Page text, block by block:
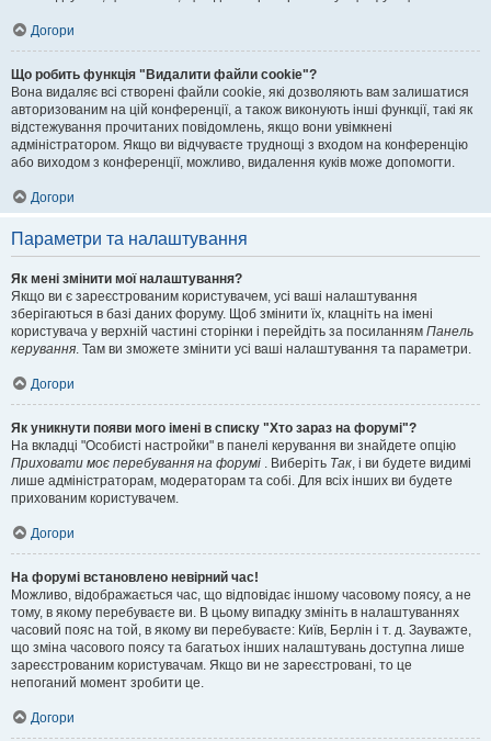
Догори
Що робить функція "Видалити файли cookie"?
Вона видаляє всі створені файли cookie, які дозволяють вам залишатися
авторизованим на цій конференції, а також виконують інші функції, такі як
відстежування прочитаних повідомлень, якщо вони увімкнені
адміністратором. Якщо ви відчуваєте труднощі з входом на конференцію
або виходом з конференції, можливо, видалення куків може допомогти.
Догори
Параметри та налаштування
Як мені змінити мої налаштування?
Якщо ви є зареєстрованим користувачем, усі ваші налаштування
зберігаються в базі даних форуму. Щоб змінити їх, клацніть на імені
користувача у верхній частині сторінки і перейдіть за посиланням Панель
керування. Там ви зможете змінити усі ваші налаштування та параметри.
Догори
Як уникнути появи мого імені в списку "Хто зараз на форумі"?
На вкладці "Особисті настройки" в панелі керування ви знайдете опцію
Приховати моє перебування на форумі . Виберіть Так, і ви будете видимі
лише адміністраторам, модераторам та собі. Для всіх інших ви будете
прихованим користувачем.
Догори
На форумі встановлено невірний час!
Можливо, відображається час, що відповідає іншому часовому поясу, а не
тому, в якому перебуваєте ви. В цьому випадку змініть в налаштуваннях
часовий пояс на той, в якому ви перебуваєте: Київ, Берлін і т. д. Зауважте,
що зміна часового поясу та багатьох інших налаштувань доступна лише
зареєстрованим користувачам. Якщо ви не зареєстровані, то це
непоганий момент зробити це.
Догори